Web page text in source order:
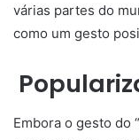
várias partes do
como um gesto
Embora o gesto do